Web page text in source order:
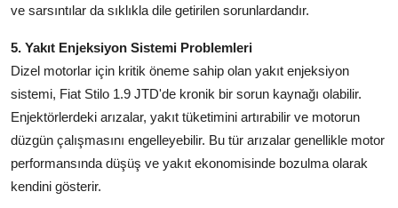
ve sarsıntılar da sıklıkla dile getirilen sorunlardandır.
5. Yakıt Enjeksiyon Sistemi Problemleri
Dizel motorlar için kritik öneme sahip olan yakıt enjeksiyon
sistemi, Fiat Stilo 1.9 JTD'de kronik bir sorun kaynağı olabilir.
Enjektörlerdeki arızalar, yakıt tüketimini artırabilir ve motorun
düzgün çalışmasını engelleyebilir. Bu tür arızalar genellikle motor
performansında düşüş ve yakıt ekonomisinde bozulma olarak
kendini gösterir.